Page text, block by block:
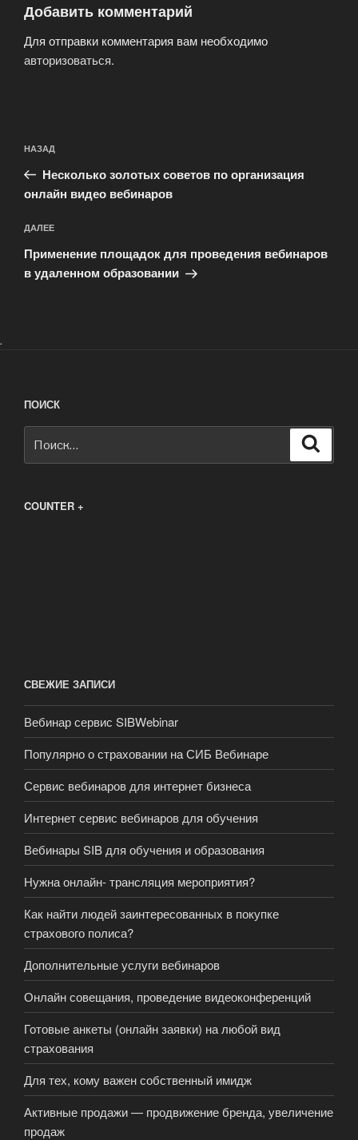
Добавить комментарий
Для отправки комментария вам необходимо
авторизоваться.
по
записям
Предыдущая
запись:
НАЗАД
Несколько золотых советов по организация
онлайн видео вебинаров
Следующая
запись
ДАЛЕЕ
Применение площадок для проведения вебинаров
в удаленном образовании
.
ПОИСК
COUNTER +
СВЕЖИЕ ЗАПИСИ
Вебинар сервис SIBWebinar
Популярно о страховании на СИБ Вебинаре
Сервис вебинаров для интернет бизнеса
Интернет сервис вебинаров для обучения
Вебинары SIB для обучения и образования
Нужна онлайн- трансляция мероприятия?
Как найти людей заинтересованных в покупке
страхового полиса?
Дополнительные услуги вебинаров
Онлайн совещания, проведение видеоконференций
Готовые анкеты (онлайн заявки) на любой вид
страхования
Для тех, кому важен собственный имидж
Активные продажи — продвижение бренда, увеличение
продаж